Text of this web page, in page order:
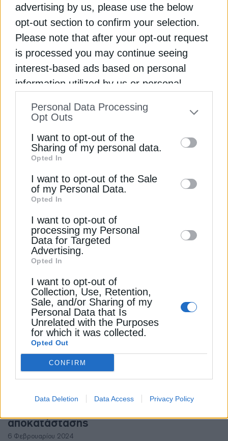
advertising by us, please use the below
opt-out section to confirm your selection.
Please note that after your opt-out request
is processed you may continue seeing
interest-based ads based on personal
information utilized by us or personal
to your opt-out. You may separately opt-out
information by third parties on the IAB’s list
of downstream participants. This
information may also be disclosed by us to
third parties on theIAB’s List of
Downstream Participants
disclose it to other third parties.
Personal Data Processing
Opt Outs
I want to opt-out of the
Sharing of my personal data.
Opted In
I want to opt-out of the Sale
of my Personal Data.
Opted In
I want to opt-out of
processing my Personal
Data for Targeted
Advertising.
Opted In
I want to opt-out of
Collection, Use, Retention,
Sale, and/or Sharing of my
Personal Data that Is
Unrelated with the Purposes
for which it was collected.
Opted Out
CONFIRM
Data Deletion Data Access Privacy Policy
ΥΠΟΔΟΜΕΣ
Δήμας: Περισσότερο ανθεκτικές
23 Σεπτεμβρίου 2025
ΥΠΟΔΟΜΕΣ
Hellastron: Προστατεύει τους
εργαζόμενους των αυτοκινητοδρόμων
αποκατάστασης
6 Φεβρουαρίου 2024